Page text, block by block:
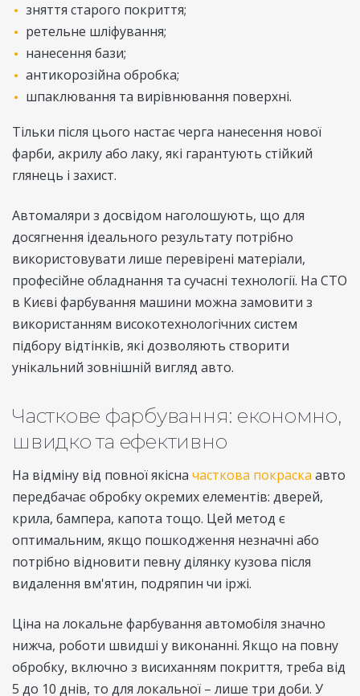
зняття старого покриття;
ретельне шліфування;
нанесення бази;
антикорозійна обробка;
шпаклювання та вирівнювання поверхні.
Тільки після цього настає черга нанесення нової
фарби, акрилу або лаку, які гарантують стійкий
глянець і захист.
Автомаляри з досвідом наголошують, що для
досягнення ідеального результату потрібно
використовувати лише перевірені матеріали,
професійне обладнання та сучасні технології. На СТО
в Києві фарбування машини можна замовити з
використанням високотехнологічних систем
підбору відтінків, які дозволяють створити
унікальний зовнішній вигляд авто.
Часткове фарбування: економно,
швидко та ефективно
На відміну від повної якісна часткова покраска авто
передбачає обробку окремих елементів: дверей,
крила, бампера, капота тощо. Цей метод є
оптимальним, якщо пошкодження незначні або
потрібно відновити певну ділянку кузова після
видалення вм'ятин, подряпин чи іржі.
Ціна на локальне фарбування автомобіля значно
нижча, роботи швидші у виконанні. Якщо на повну
обробку, включно з висиханням покриття, треба від
5 до 10 днів, то для локальної – лише три доби. У